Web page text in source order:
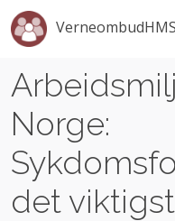
VerneombudHMS
Norge:
det